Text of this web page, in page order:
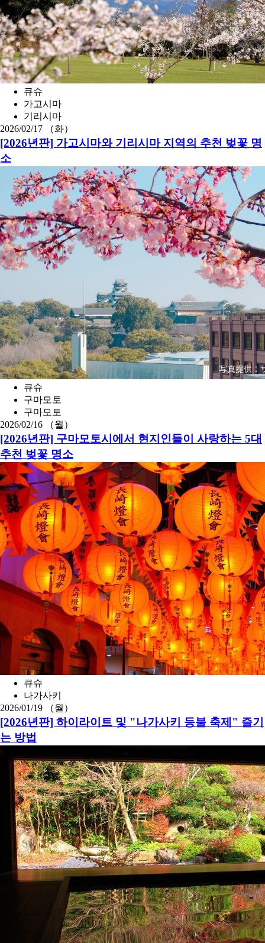
큐슈
가고시마
기리시마
2026/02/17 （화）
[2026년판] 가고시마와 기리시마 지역의 추천 벚꽃 명
소
큐슈
구마모토
구마모토
2026/02/16 （월）
[2026년판] 구마모토시에서 현지인들이 사랑하는 5대
추천 벚꽃 명소
큐슈
나가사키
2026/01/19 （월）
[2026년판] 하이라이트 및 "나가사키 등불 축제" 즐기
는 방법